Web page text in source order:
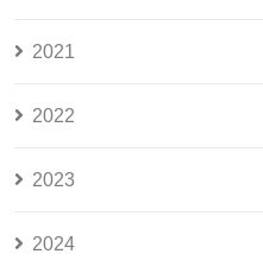
2021
2022
2023
2024